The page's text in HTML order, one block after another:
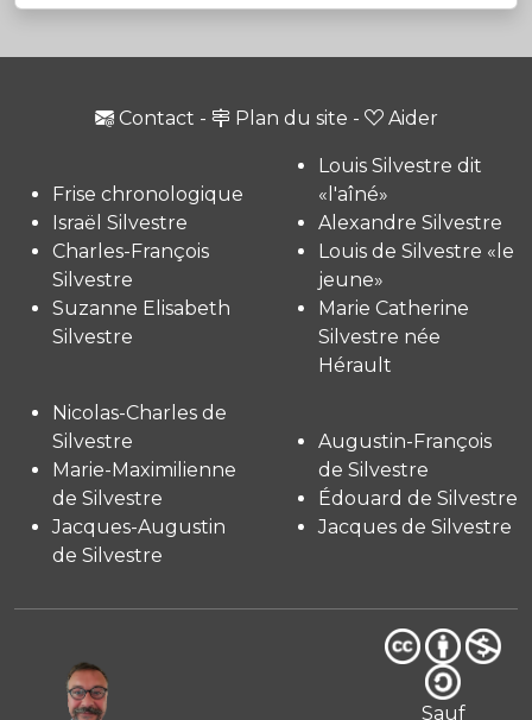
Contact - Plan du site - Aider
Frise chronologique
Israël Silvestre
Charles-François
Silvestre
Suzanne Elisabeth
Silvestre
Louis Silvestre dit
«l'aîné»
Alexandre Silvestre
Louis de Silvestre «le
jeune»
Marie Catherine
Silvestre née
Hérault
Nicolas-Charles de
Silvestre
Marie-Maximilienne
de Silvestre
Jacques-Augustin
de Silvestre
Augustin-François
de Silvestre
Édouard de Silvestre
Jacques de Silvestre
Sauf